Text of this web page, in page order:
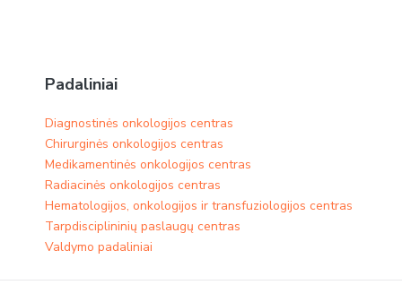
Padaliniai
Diagnostinės onkologijos centras
Chirurginės onkologijos centras
Medikamentinės onkologijos centras​
Radiacinės onkologijos centras
Hematologijos, onkologijos ir transfuziologijos centras
Tarpdisciplininių paslaugų centras
Valdymo padaliniai